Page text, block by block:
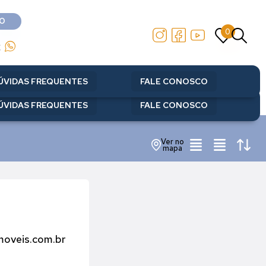
0
FREQUENTES FALE CONOSCO
0
FREQUENTES FALE CONOSCO
Ver no
mapa